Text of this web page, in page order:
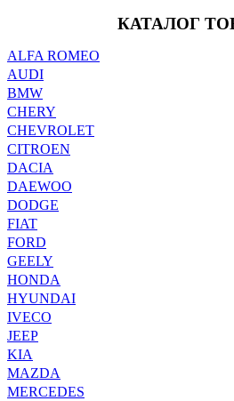
КАТАЛОГ
ALFA ROMEO
AUDI
BMW
CHERY
CHEVROLET
CITROEN
DACIA
DAEWOO
DODGE
FIAT
FORD
GEELY
HONDA
HYUNDAI
IVECO
JEEP
KIA
MAZDA
MERCEDES